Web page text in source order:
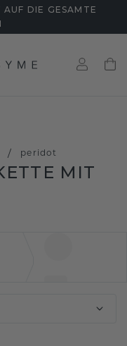
DIE GESAMTE
/ peridot
MIT P